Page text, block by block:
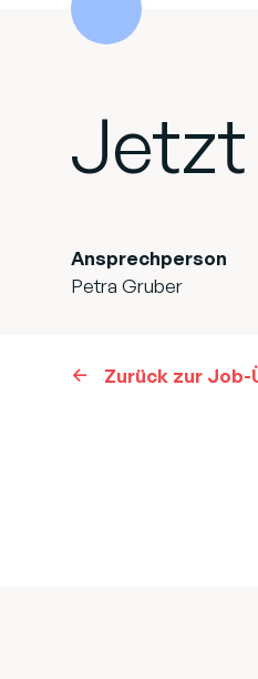
Jetzt
Ansprechperson
Petra Gruber
Zurück zur